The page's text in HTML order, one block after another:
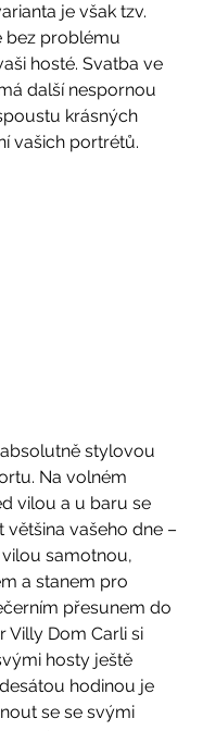
je však tzv.
bez problému
hosté. Svatba ve
další nespornou
krásných
vašich portrétů.
stylovou
Na volném
vilou a u baru se
vašeho dne –
samotnou,
a stanem pro
přesunem do
Villy Dom Carli si
hosty ještě
hodinou je
se se svými